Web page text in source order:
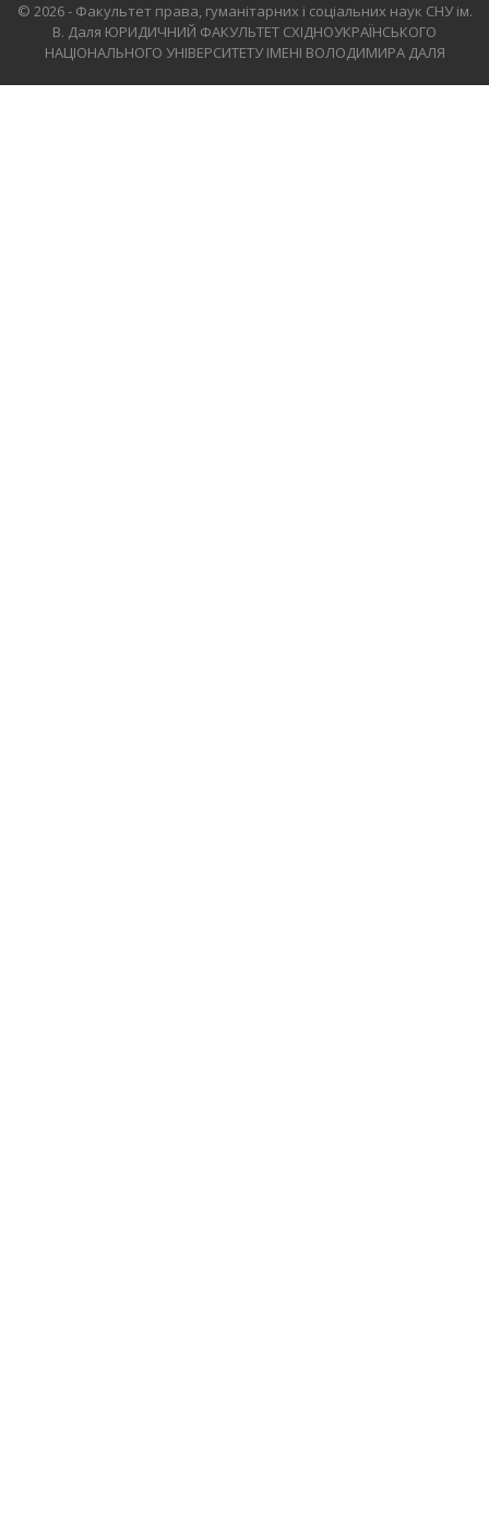
© 2026 - Факультет права, гуманітарних і соціальних наук СНУ ім.
В. Даля ЮРИДИЧНИЙ ФАКУЛЬТЕТ СХІДНОУКРАЇНСЬКОГО
НАЦІОНАЛЬНОГО УНІВЕРСИТЕТУ ІМЕНІ ВОЛОДИМИРА ДАЛЯ